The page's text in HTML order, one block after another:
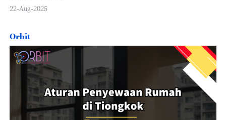
22-Aug-2025
Orbit